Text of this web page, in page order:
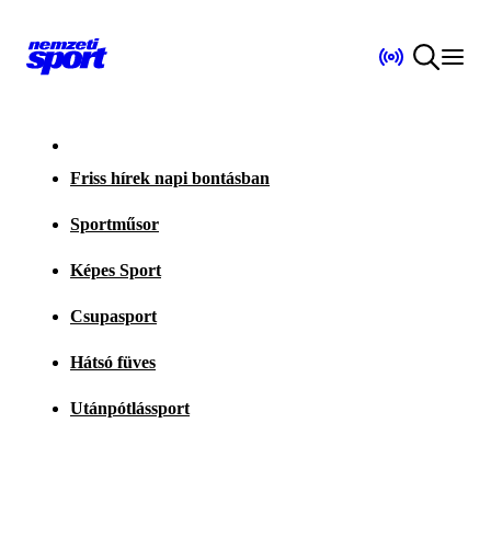
Friss hírek napi bontásban
Sportműsor
Képes Sport
Csupasport
Hátsó füves
Utánpótlássport